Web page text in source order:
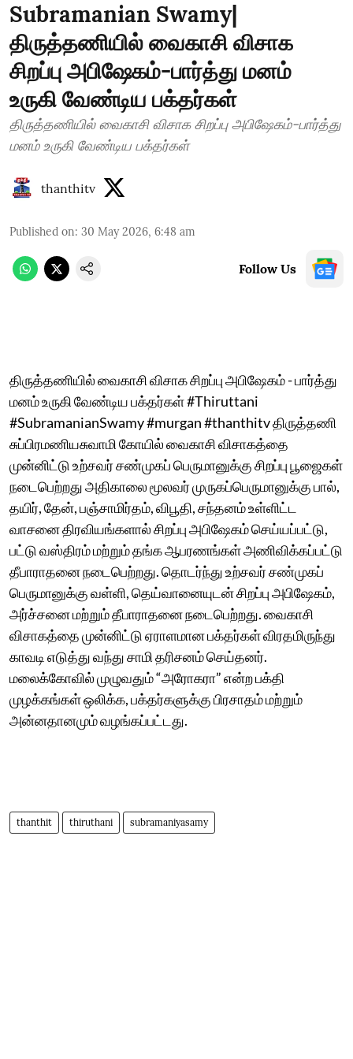
Subramanian Swamy|
திருத்தணியில் வைகாசி விசாக
சிறப்பு அபிஷேகம்-பார்த்து மனம்
உருகி வேண்டிய பக்தர்கள்
திருத்தணியில் வைகாசி விசாக சிறப்பு அபிஷேகம்-பார்த்து
மனம் உருகி வேண்டிய பக்தர்கள்
thanthitv
Published on: 30 May 2026, 6:48 am
Follow Us
திருத்தணியில் வைகாசி விசாக சிறப்பு அபிஷேகம் - பார்த்து
மனம் உருகி வேண்டிய பக்தர்கள் #Thiruttani
#SubramanianSwamy #murgan #thanthitv திருத்தணி
சுப்பிரமணியசுவாமி கோயில் வைகாசி விசாகத்தை
முன்னிட்டு உற்சவர் சண்முகப் பெருமானுக்கு சிறப்பு பூஜைகள்
நடைபெற்றது அதிகாலை மூலவர் முருகப்பெருமானுக்கு பால்,
தயிர், தேன், பஞ்சாமிர்தம், விபூதி, சந்தனம் உள்ளிட்ட
வாசனை திரவியங்களால் சிறப்பு அபிஷேகம் செய்யப்பட்டு,
பட்டு வஸ்திரம் மற்றும் தங்க ஆபரணங்கள் அணிவிக்கப்பட்டு
தீபாராதனை நடைபெற்றது. தொடர்ந்து உற்சவர் சண்முகப்
பெருமானுக்கு வள்ளி, தெய்வானையுடன் சிறப்பு அபிஷேகம்,
அர்ச்சனை மற்றும் தீபாராதனை நடைபெற்றது. வைகாசி
விசாகத்தை முன்னிட்டு ஏராளமான பக்தர்கள் விரதமிருந்து
காவடி எடுத்து வந்து சாமி தரிசனம் செய்தனர்.
மலைக்கோவில் முழுவதும் “அரோகரா” என்ற பக்தி
முழக்கங்கள் ஒலிக்க, பக்தர்களுக்கு பிரசாதம் மற்றும்
அன்னதானமும் வழங்கப்பட்டது.
thanthit thiruthani subramaniyasamy